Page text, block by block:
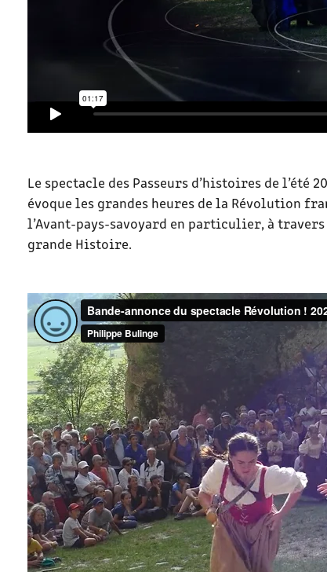
Le spectacle des Passeurs d’histoires de l’été
évoque les grandes heures de la Révolution
l’Avant-pays-savoyard en particulier, à
grande Histoire.